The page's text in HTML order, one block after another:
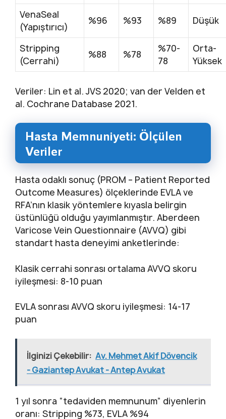
VenaSeal
(Yapıştırıcı)
%96 %93 %89 Düşük
Stripping
(Cerrahi)
%88 %78
%70-
78
Orta-
Yüksek
Veriler: Lin et al. JVS 2020; van der Velden et
al. Cochrane Database 2021.
Hasta Memnuniyeti: Ölçülen
Veriler
Hasta odaklı sonuç (PROM – Patient Reported
Outcome Measures) ölçeklerinde EVLA ve
RFA’nın klasik yöntemlere kıyasla belirgin
üstünlüğü olduğu yayımlanmıştır. Aberdeen
Varicose Vein Questionnaire (AVVQ) gibi
standart hasta deneyimi anketlerinde:
Klasik cerrahi sonrası ortalama AVVQ skoru
iyileşmesi: 8-10 puan
EVLA sonrası AVVQ skoru iyileşmesi: 14-17
puan
İlginizi Çekebilir: Av. Mehmet Akif Dövencik
- Gaziantep Avukat - Antep Avukat
1 yıl sonra “tedaviden memnunum” diyenlerin
oranı: Stripping %73, EVLA %94